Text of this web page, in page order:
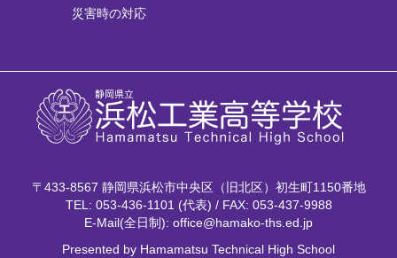
災害時の対応
〒433-8567 静岡県浜松市中央区（旧北区）初生町1150番地
TEL: 053-436-1101 (代表) / FAX: 053-437-9988
E-Mail(全日制): office@hamako-ths.ed.jp
Presented by Hamamatsu Technical High School